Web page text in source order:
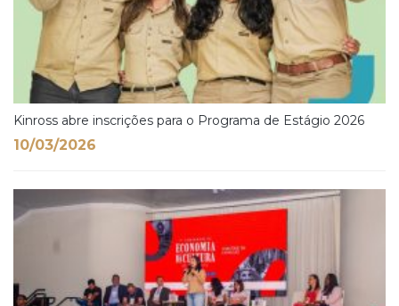
Kinross abre inscrições para o Programa de Estágio 2026
10/03/2026